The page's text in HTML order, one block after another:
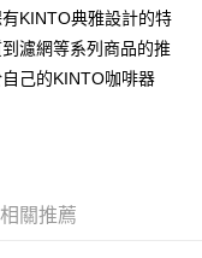
稱本公司）所提供，讓
商店將買賣／分期付款
userRule
連結，可透過四大超商／
易完成。
需要取消訂單，請聯絡
效，需透過AFTEE先享
KINTO典雅設計的特
濾網等系列商品的推
己的KINTO咖啡器
相關推薦